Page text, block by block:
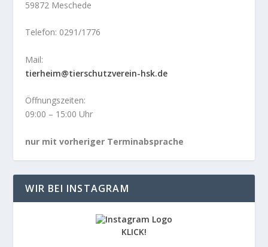
59872 Meschede
Telefon: 0291/1776
Mail:
tierheim@tierschutzverein-hsk.de
Öffnungszeiten:
09:00 – 15:00 Uhr
nur mit vorheriger Terminabsprache
WIR BEI INSTAGRAM
KLICK!